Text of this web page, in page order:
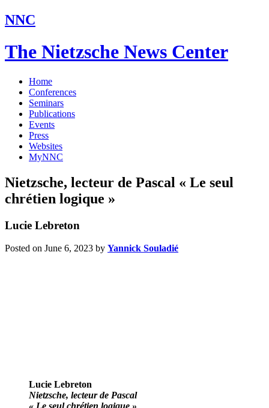
NNC
The Nietzsche News Center
Home
Conferences
Seminars
Publications
Events
Press
Websites
MyNNC
Nietzsche, lecteur de Pascal « Le seul
chrétien logique »
Lucie Lebreton
Posted on June 6, 2023 by Yannick Souladié
Lucie Lebreton
Nietzsche, lecteur de Pascal